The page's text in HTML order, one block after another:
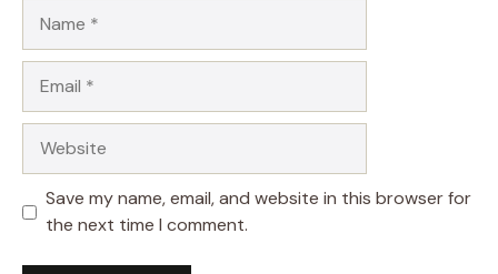
Save my name, email, and website in this browser for
the next time I comment.